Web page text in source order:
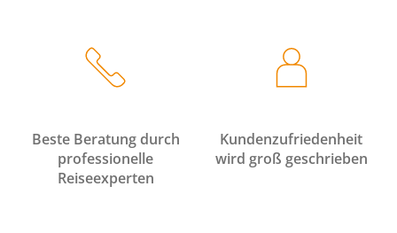
Beste Beratung durch
professionelle
Reiseexperten
Kundenzufriedenheit
wird groß geschrieben